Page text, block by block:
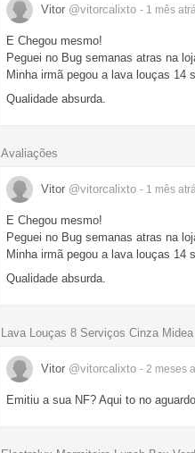
Vitor @vitorcalixto - 1 mês
E Chegou mesmo!
Peguei no Bug semanas atras na
Minha irmã pegou a lava louças 14
Qualidade absurda.
Avaliações
Vitor @vitorcalixto - 1 mês
E Chegou mesmo!
Peguei no Bug semanas atras na
Minha irmã pegou a lava louças 14
Qualidade absurda.
Lava Louças 8 Serviços Cinza Midea
Vitor @vitorcalixto - 2 meses
Emitiu a sua NF? Aqui to no